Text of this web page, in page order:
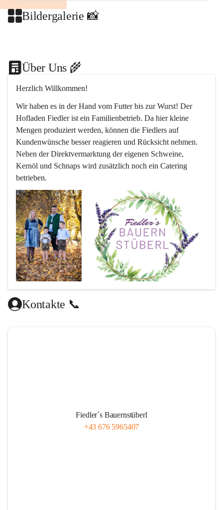
Bildergalerie 📸
Über Uns 🌾
Herzlich Willkommen!
Wir haben es in der Hand vom Futter bis zur Wurst! Der
Hofladen Fiedler ist ein Familienbetrieb. Da hier kleine
Mengen produziert werden, können die Fiedlers auf
Kundenwünsche besser reagieren und Rücksicht nehmen.
Neben der Direktvermarktung der eigenen Schweine,
Kernöl und Schnaps wird zusätzlich noch ein Catering
betrieben.
Kontakte 📞
Fiedler´s Bauernstüberl
+43 676 5965407